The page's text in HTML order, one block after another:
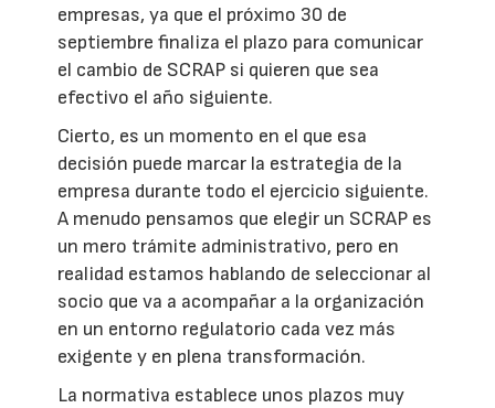
empresas, ya que el próximo 30 de
septiembre finaliza el plazo para comunicar
el cambio de SCRAP si quieren que sea
efectivo el año siguiente.
Cierto, es un momento en el que esa
decisión puede marcar la estrategia de la
empresa durante todo el ejercicio siguiente.
A menudo pensamos que elegir un SCRAP es
un mero trámite administrativo, pero en
realidad estamos hablando de seleccionar al
socio que va a acompañar a la organización
en un entorno regulatorio cada vez más
exigente y en plena transformación.
La normativa establece unos plazos muy